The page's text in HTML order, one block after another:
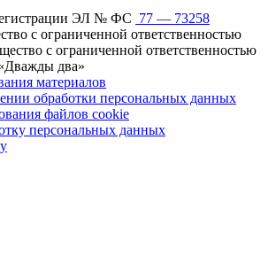
ЭЛ № ФС 77 — 73258
с ограниченной ответственностью
с ограниченной ответственностью
два»
материалов
обработки персональных данных
файлов cookie
персональных данных